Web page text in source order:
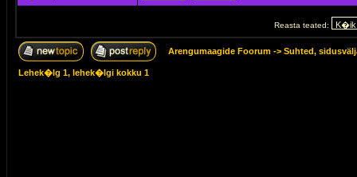
Reasta teated:
Arengumaagide Foorum -> Suhted,
Lehek�lg 1, lehek�lgi kokku 1